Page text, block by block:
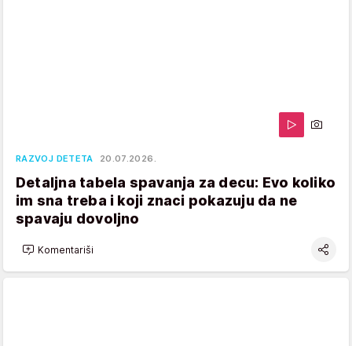
RAZVOJ DETETA 20.07.2026.
Detaljna tabela spavanja za decu: Evo koliko
im sna treba i koji znaci pokazuju da ne
spavaju dovoljno
Komentariši